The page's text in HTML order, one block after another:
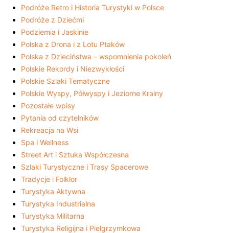
Podróże Retro i Historia Turystyki w Polsce
Podróże z Dziećmi
Podziemia i Jaskinie
Polska z Drona i z Lotu Ptaków
Polska z Dzieciństwa – wspomnienia pokoleń
Polskie Rekordy i Niezwykłości
Polskie Szlaki Tematyczne
Polskie Wyspy, Półwyspy i Jeziorne Krainy
Pozostałe wpisy
Pytania od czytelników
Rekreacja na Wsi
Spa i Wellness
Street Art i Sztuka Współczesna
Szlaki Turystyczne i Trasy Spacerowe
Tradycje i Folklor
Turystyka Aktywna
Turystyka Industrialna
Turystyka Militarna
Turystyka Religijna i Pielgrzymkowa